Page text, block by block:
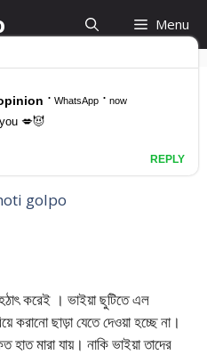
Menu
শিল্পি
golpo
করেই । ভাইয়া ছুটিতে এল
করানো ছাড়া যেতে দেওয়া হচ্ছে না।
মারা যায়। নাকি ভাইয়া তাদের